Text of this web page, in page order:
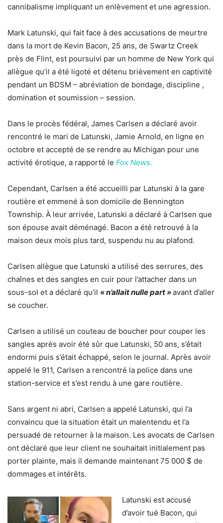
cannibalisme impliquant un enlèvement et une agression.
Mark Latunski, qui fait face à des accusations de meurtre
dans la mort de Kevin Bacon, 25 ans, de Swartz Creek
près de Flint, est poursuivi par un homme de New York qui
allègue qu’il a été ligoté et détenu brièvement en captivité
pendant un BDSM – abréviation de bondage, discipline ,
domination et soumission – session.
Dans le procès fédéral, James Carlsen a déclaré avoir
rencontré le mari de Latunski, Jamie Arnold, en ligne en
octobre et accepté de se rendre au Michigan pour une
activité érotique, a rapporté le Fox News.
Cependant, Carlsen a été accueilli par Latunski à la gare
routière et emmené à son domicile de Bennington
Township. À leur arrivée, Latunski a déclaré à Carlsen que
son épouse avait déménagé. Bacon a été retrouvé à la
maison deux mois plus tard, suspendu nu au plafond.
Carlsen allègue que Latunski a utilisé des serrures, des
chaînes et des sangles en cuir pour l’attacher dans un
sous-sol et a déclaré qu’il « n’allait nulle part »avant d’aller
se coucher.
Carlsen a utilisé un couteau de boucher pour couper les
sangles après avoir été sûr que Latunski, 50 ans, s’était
endormi puis s’était échappé, selon le journal. Après avoir
appelé le 911, Carlsen a rencontré la police dans une
station-service et s’est rendu à une gare routière.
Sans argent ni abri, Carlsen a appelé Latunski, qui l’a
convaincu que la situation était un malentendu et l’a
persuadé de retourner à la maison. Les avocats de Carlsen
ont déclaré que leur client ne souhaitait initialement pas
porter plainte, mais il demande maintenant 75 000 $ de
dommages et intérêts.
Latunski est accusé
d’avoir tué Bacon, qui